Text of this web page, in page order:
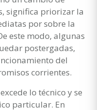
significa priorizar la
por sobre la
este modo, algunas
postergadas,
del
corrientes.
lo técnico y se
particular. En